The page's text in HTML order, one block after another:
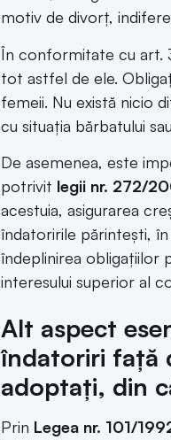
motiv de divorț,
În conformitate cu art.
tot astfel de ele.
femeii. Nu există nicio
cu situația bărbatului
De asemenea, este
potrivit legii nr. 272/
acestuia, asigurarea
îndatoririle părintești,
îndeplinirea obligațiilor
interesului superior al
Alt aspect
îndatoriri față
adoptați, din
Prin Legea nr. 101/